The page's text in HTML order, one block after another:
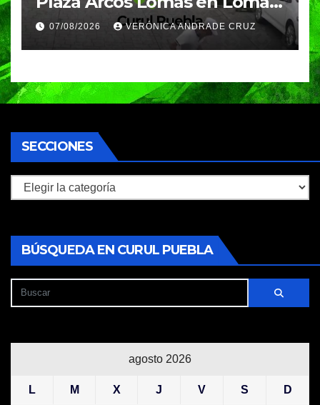
de Angelópolis; delincuentes
huyeron en auto
07/08/2026 VERÓNICA ANDRADE CRUZ
SECCIONES
Secciones
BÚSQUEDA EN CURUL PUEBLA
agosto 2026
L M X J V S D